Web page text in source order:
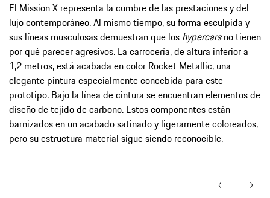
El Mission X representa la cumbre de las prestaciones y del
lujo contemporáneo. Al mismo tiempo, su forma esculpida y
sus líneas musculosas demuestran que los hypercarsno tienen
por qué parecer agresivos. La carrocería, de altura inferior a
1,2 metros, está acabada en color Rocket Metallic, una
elegante pintura especialmente concebida para este
prototipo. Bajo la línea de cintura se encuentran elementos de
diseño de tejido de carbono. Estos componentes están
barnizados en un acabado satinado y ligeramente coloreados,
pero su estructura material sigue siendo reconocible.